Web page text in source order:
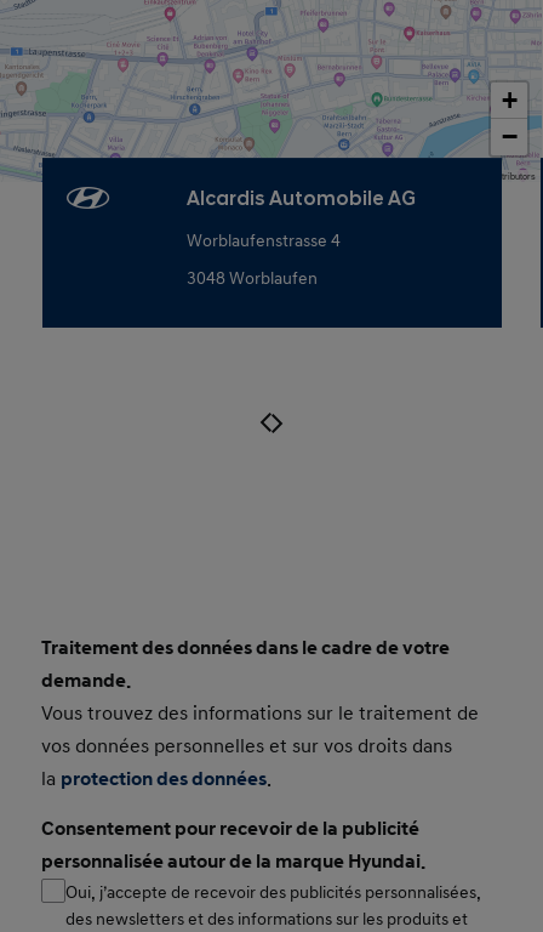
+
−
Map data © OpenStreetMap contributors
Alcardis Automobile AG
Worblaufenstrasse 4
3048 Worblaufen
Consent Small
Traitement des données dans le cadre de votre
demande.
Vous trouvez des informations sur le traitement de
vos données personnelles et sur vos droits dans
la protection des données.
Consentement pour recevoir de la publicité
personnalisée autour de la marque Hyundai.
Oui, j’accepte de recevoir des publicités personnalisées,
des newsletters et des informations sur les produits et